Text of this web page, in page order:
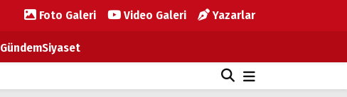
Foto Galeri Video Galeri Yazarlar
GündemSiyaset